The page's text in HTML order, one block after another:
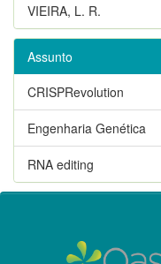
VIEIRA, L. R.
Assunto
CRISPRevolution
Engenharia Genética
RNA editing